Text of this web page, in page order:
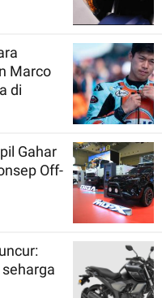
Marco
Gahar
Off-
seharga